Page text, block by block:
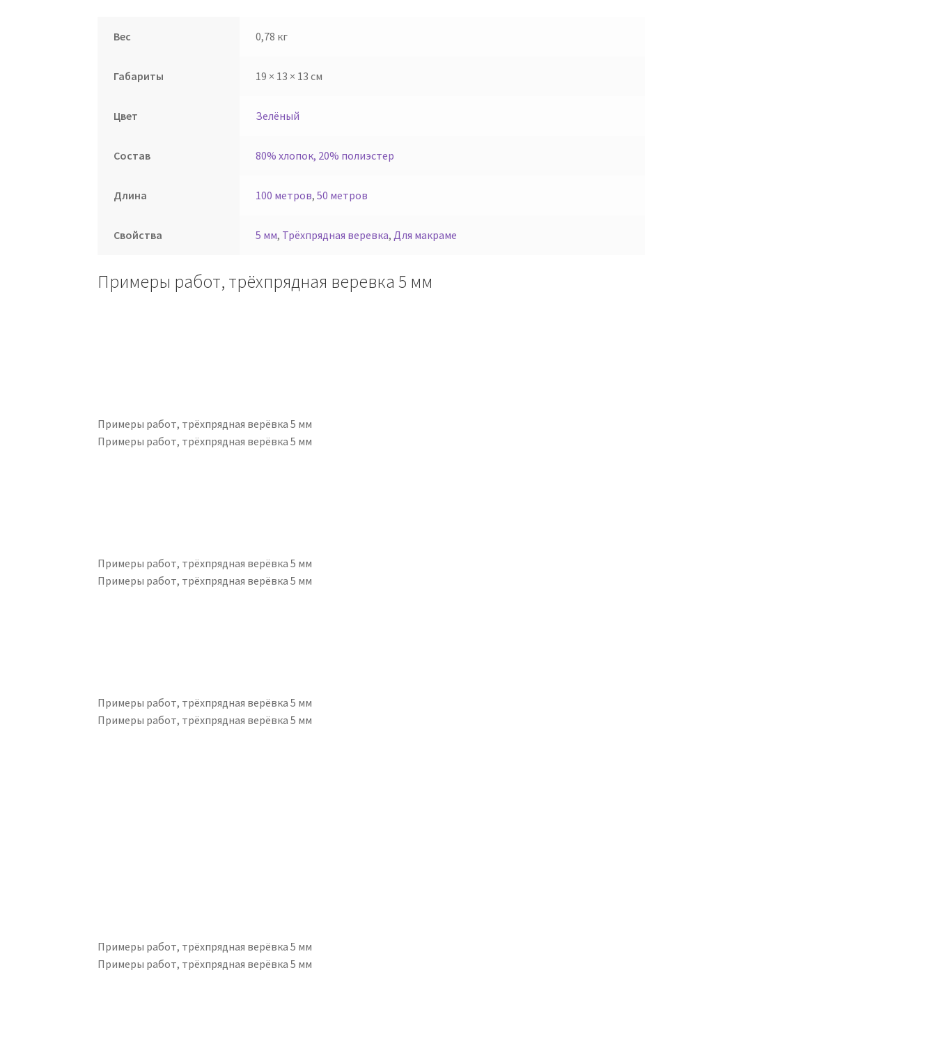
Вес 0,78 кг
Габариты 19 × 13 × 13 см
Цвет Зелёный
Состав 80% хлопок, 20% полиэстер
Длина 100 метров, 50 метров
Свойства 5 мм, Трёхпрядная веревка, Для макраме
Примеры работ, трёхпрядная веревка 5 мм
Примеры работ, трёхпрядная верёвка 5 мм
Примеры работ, трёхпрядная верёвка 5 мм
Примеры работ, трёхпрядная верёвка 5 мм
Примеры работ, трёхпрядная верёвка 5 мм
Примеры работ, трёхпрядная верёвка 5 мм
Примеры работ, трёхпрядная верёвка 5 мм
Примеры работ, трёхпрядная верёвка 5 мм
Примеры работ, трёхпрядная верёвка 5 мм